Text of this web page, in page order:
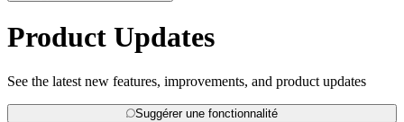
Product Updates
See the latest new features, improvements, and product updates
Suggérer une fonctionnalité